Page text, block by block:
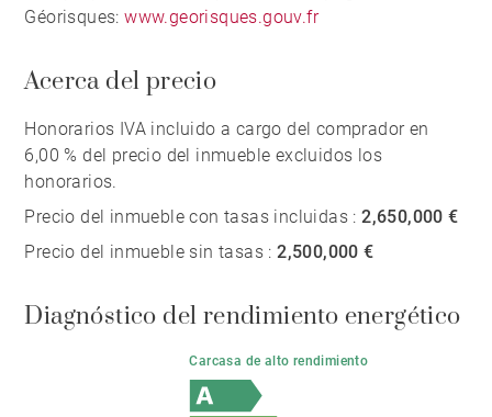
Géorisques:www.georisques.gouv.fr
Acerca del precio
Honorarios IVA incluido a cargo del comprador en
6,00 % del precio del inmueble excluidos los
honorarios.
Precio del inmueble con tasas incluidas :2,650,000 €
Precio del inmueble sin tasas :2,500,000 €
Diagnóstico del rendimiento energético
Carcasa de alto rendimiento